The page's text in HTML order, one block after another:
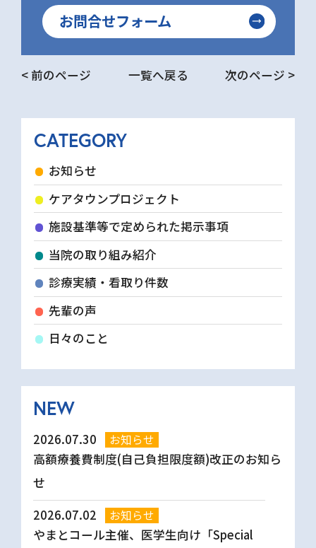
お問合せフォーム
< 前のページ 一覧へ戻る 次のページ >
CATEGORY
お知らせ
ケアタウンプロジェクト
施設基準等で定められた掲示事項
当院の取り組み紹介
診療実績・看取り件数
先輩の声
日々のこと
NEW
2026.07.30 お知らせ
高額療養費制度(自己負担限度額)改正のお知ら
せ
2026.07.02
お知らせ
やまとコール主催、医学生向け「Special